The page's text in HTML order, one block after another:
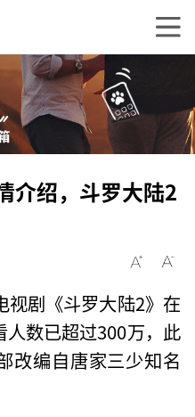
介绍，斗罗大陆2
视剧《斗罗大陆2》在
数已超过300万，此
改编自唐家三少知名